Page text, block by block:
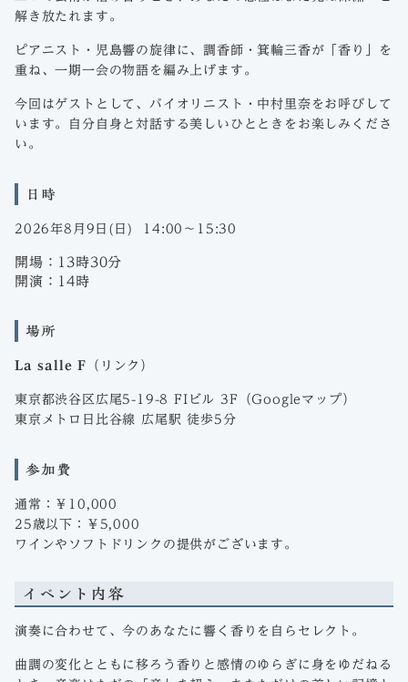
解き放たれます。
ピアニスト・児島響の旋律に、調香師・箕輪三香が「香り」を
重ね、一期一会の物語を編み上げます。
今回はゲストとして、バイオリニスト・中村里奈をお呼びして
います。自分自身と対話する美しいひとときをお楽しみくださ
い。
日時
2026年8月9日(日) 14:00〜15:30
開場：13時30分
開演：14時
場所
La salle F （リンク）
東京都渋谷区広尾5-19-8 FIビル 3F（Googleマップ）
東京メトロ日比谷線 広尾駅 徒歩5分
参加費
通常：￥10,000
25歳以下：￥5,000
ワインやソフトドリンクの提供がございます。
イベント内容
演奏に合わせて、今のあなたに響く香りを自らセレクト。
曲調の変化とともに移ろう香りと感情のゆらぎに身をゆだねる